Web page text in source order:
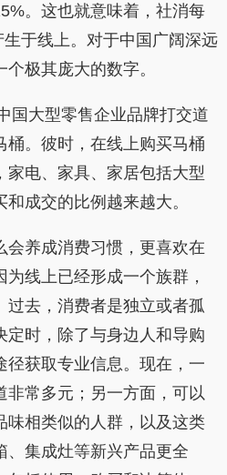
。这也就意味着，社消每
于线上。对于中国广阔深远
极其庞大的数字。
国大型零售企业品牌打交道
桶。彼时，在线上购买马桶
家电、家具、家居包括大型
成交的比例越来越大。
会养成消费习惯，更喜欢在
线上已经形成一个族群，
过去，消费者是独立或者孤
定时，除了与身边人和导购
径获取专业信息。现在，一
非常多元；另一方面，可以
味相类似的人群，以及这类
、集成灶等新兴产品更全